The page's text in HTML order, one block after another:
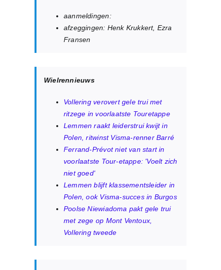
aanmeldingen:
afzeggingen: Henk Krukkert, Ezra
Fransen
Wielrennieuws
Vollering verovert gele trui met
ritzege in voorlaatste Touretappe
Lemmen raakt leiderstrui kwijt in
Polen, ritwinst Visma-renner Barré
Ferrand-Prévot niet van start in
voorlaatste Tour-etappe: 'Voelt zich
niet goed'
Lemmen blijft klassementsleider in
Polen, ook Visma-succes in Burgos
Poolse Niewiadoma pakt gele trui
met zege op Mont Ventoux,
Vollering tweede